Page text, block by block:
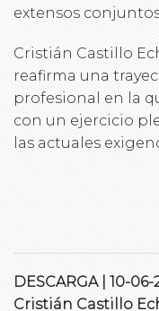
extensos conjuntos
Cristián Castillo
reafirma una
profesional en la
con un ejercicio
las actuales
DESCARGA | 10-
Cristián Castillo